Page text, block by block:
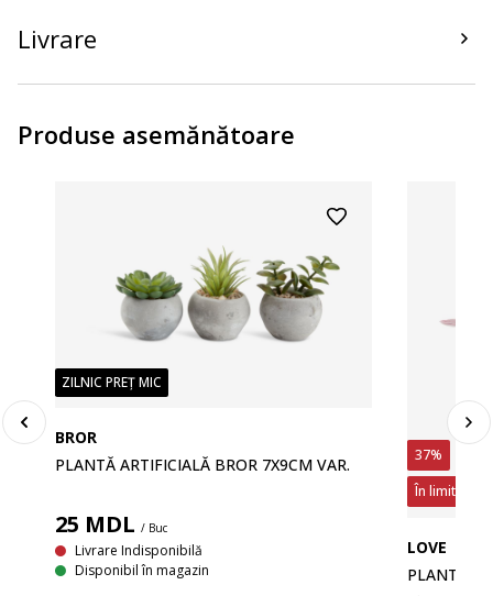
Livrare
Produse asemănătoare
ZILNIC PREȚ MIC
BROR
PLANTĂ ARTIFICIALĂ BROR 7X9CM VAR.
25 MDL / Buc
Livrare Indisponibilă
Disponibil în magazin
37%
În limita
LOVE
PLANTĂ